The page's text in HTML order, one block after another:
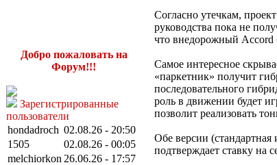
Добро пожаловать на
Форум!!!
Зарегистрированные
пользователи
hondadroch 02.08.26 - 20:50
1505
02.08.26 - 00:05
melchiorkon 26.06.26 - 17:57
Согласно утечкам,
руководства пока не
что внедорожный Accord
Самое интересное
«паркетник» получит
последовательного
роль в движении будет
позволит реализовать
Обе версии
подтверждает ставку на